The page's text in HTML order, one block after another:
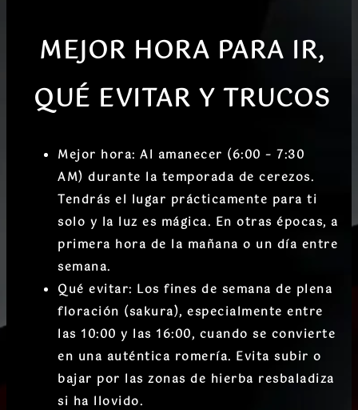
MEJOR HORA PARA IR,
QUÉ EVITAR Y TRUCOS
Mejor hora: Al amanecer (6:00 – 7:30
AM) durante la temporada de cerezos.
Tendrás el lugar prácticamente para ti
solo y la luz es mágica. En otras épocas, a
primera hora de la mañana o un día entre
semana.
Qué evitar: Los fines de semana de plena
floración (sakura), especialmente entre
las 10:00 y las 16:00, cuando se convierte
en una auténtica romería. Evita subir o
bajar por las zonas de hierba resbaladiza
si ha llovido.